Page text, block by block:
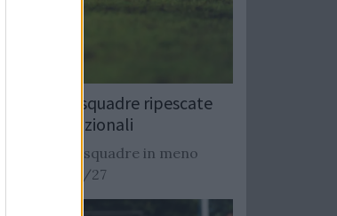
Record di squadre ripescate
nazionali
oltre 20 squadre in meno
2026/27